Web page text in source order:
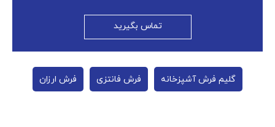
تماس بگیرید
گلیم فرش آشپزخانه فرش فانتزی فرش ارزان